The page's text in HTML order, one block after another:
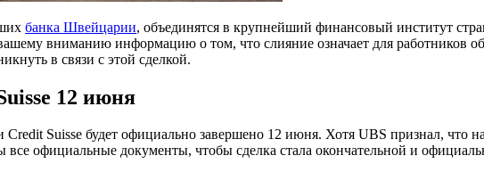
банка Швейцарии, объединятся в крупнейший финансовый институт
вниманию информацию о том, что слияние означает для работников
в связи с этой сделкой.
12 июня
Suisse будет официально завершено 12 июня. Хотя UBS признал, что
официальные документы, чтобы сделка стала окончательной и